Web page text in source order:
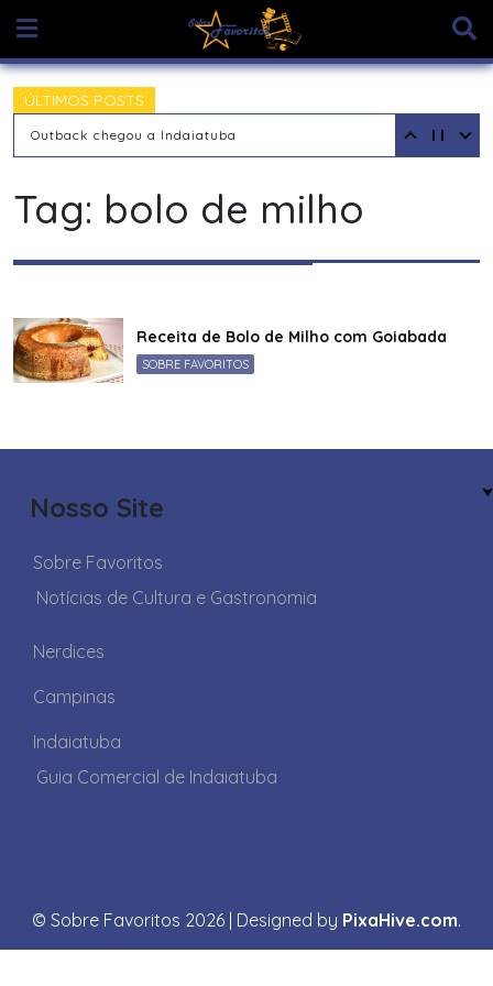
content
ÚLTIMOS POSTS
Outback chegou a Indaiatuba
Tag: bolo de milho
Receita de Bolo de Milho com Goiabada
SOBRE FAVORITOS
Nosso Site
Sobre Favoritos
Notícias de Cultura e Gastronomia
Nerdices
Campinas
Indaiatuba
Guia Comercial de Indaiatuba
© Sobre Favoritos 2026 | Designed by PixaHive.com.